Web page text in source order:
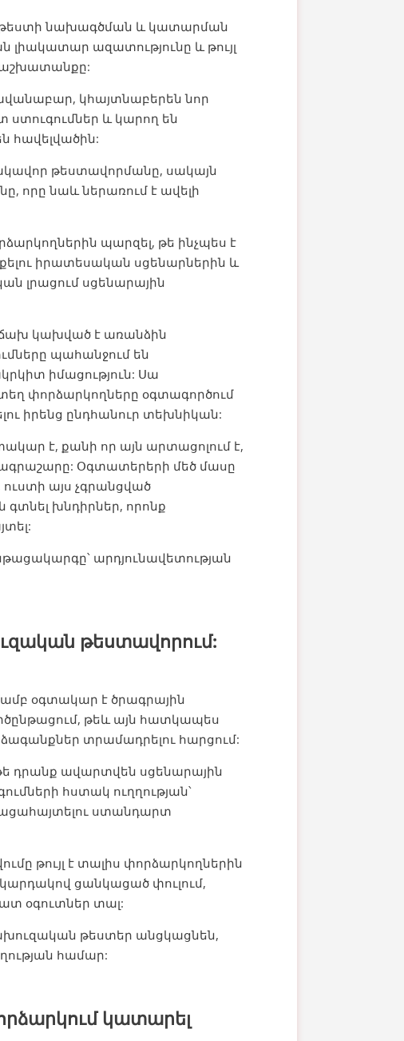
նախագծման և կատարման
լիակատար ազատությունը և թույլ
աշխատանքը:
կհայտնաբերեն նոր
և կարող են
հավելվածին:
թեստավորմանը, սակայն
որը նաև ներառում է ավելի
պարզել, թե ինչպես է
իրատեսական սցենարներին և
լրացում սցենարային
կախված է առանձին
պահանջում են
իմացություն: Սա
փորձարկողները օգտագործում
իրենց ընդհանուր տեխնիկան:
է, քանի որ այն արտացոլում է,
Օգտատերերի մեծ մասը
այս չգրանցված
գտնել խնդիրներ, որոնք
արդյունավետության
թեստավորում:
օգտակար է ծրագրային
թեև այն հատկապես
տրամադրելու հարցում:
դրանք ավարտվեն սցենարային
հստակ ուղղության՝
ստանդարտ
թույլ է տալիս փորձարկողներին
ցանկացած փուլում,
օգուտներ տալ:
թեստեր անցկացնեն,
համար:
կատարել